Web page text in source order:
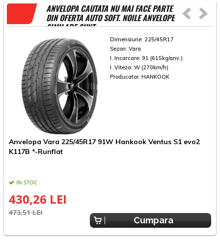
ANVELOPA CAUTATA NU MAI FACE PARTE
DIN OFERTA AUTO SOFT. NOILE ANVELOPE
SIMILARE SUNT
Dimensiune: 225/45R17
Sezon: Vara
I. Incarcare: 91 (615kg/anv.)
I. Viteza: W (270km/h)
Producator: HANKOOK
Anvelopa Vara 225/45R17 91W Hankook Ventus S1 evo2
K117B *-Runflat
IN STOC
430,26 LEI
473,51 LEI
Cumpara